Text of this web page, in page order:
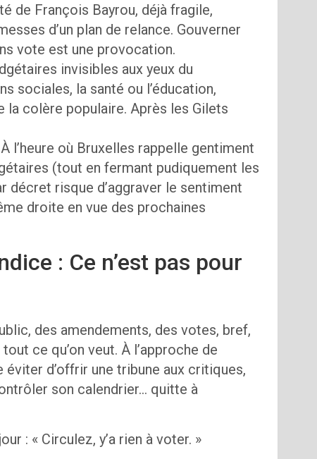
de François Bayrou, déjà fragile,
d’un plan de relance. Gouverner
vote est une provocation.
invisibles aux yeux du
sociales, la santé ou l’éducation,
la colère populaire. Après les Gilets
l’heure où Bruxelles rappelle gentiment
(tout en fermant pudiquement les
décret risque d’aggraver le sentiment
droite en vue des prochaines
: Ce n’est pas pour
des amendements, des votes, bref,
ce qu’on veut. À l’approche de
d’offrir une tribune aux critiques,
son calendrier… quitte à
: « Circulez, y’a rien à voter. »